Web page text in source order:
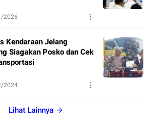
2026
Kendaraan Jelang
Siagakan Posko dan Cek
2024
Lihat Lainnya